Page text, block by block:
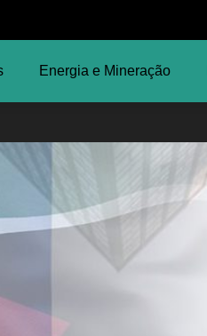
Energia e Mineração